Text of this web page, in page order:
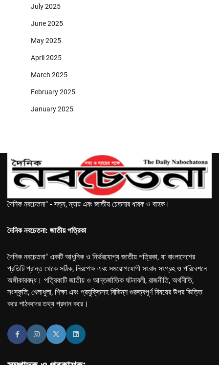
July 2025
June 2025
May 2025
April 2025
March 2025
February 2025
January 2025
দৈনিক নবচেতনা" - সত্য, ন্যায় এবং জাতীয় চেতনার ধারক ও বাহক।
দৈনিক নবচেতনা: জাতীয় পত্রিকা
দৈনিক নবচেতনা" একটি আধুনিক ও নির্ভরযোগ্য জাতীয় পত্রিকা, যা বাংলাদেশের
প্রতিটি প্রান্ত থেকে সঠিক, নিরপেক্ষ এবং সময়োপযোগী সংবাদ সংগ্রহ ও পরিবেশনে
অঙ্গীকারবদ্ধ। পত্রিকাটি জাতীয় ও আন্তর্জাতিক ঘটনাবলী, রাজনীতি, অর্থনীতি,
সংস্কৃতি, খেলাধুলা, শিক্ষা এবং প্রযুক্তিসহ বিভিন্ন গুরুত্বপূর্ণ বিষয়ের উপর ভিত্তি
করে পাঠকদের তথ্য প্রদান করে।